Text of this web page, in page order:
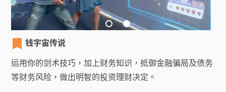
钱宇宙传说
运用你的剑术技巧，加上财务知识，抵御金融骗局及债务
等财务风险，做出明智的投资理财决定。